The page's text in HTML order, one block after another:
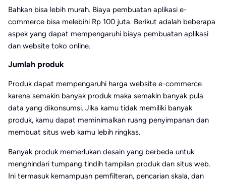
Bahkan bisa lebih murah. Biaya pembuatan aplikasi e-
commerce bisa melebihi Rp 100 juta. Berikut adalah beberapa
aspek yang dapat mempengaruhi biaya pembuatan aplikasi
dan website toko online.
Jumlah produk
Produk dapat mempengaruhi harga website e-commerce
karena semakin banyak produk maka semakin banyak pula
data yang dikonsumsi. Jika kamu tidak memiliki banyak
produk, kamu dapat meminimalkan ruang penyimpanan dan
membuat situs web kamu lebih ringkas.
Banyak produk memerlukan desain yang berbeda untuk
menghindari tumpang tindih tampilan produk dan situs web.
Ini termasuk kemampuan pemfilteran, pencarian skala, dan